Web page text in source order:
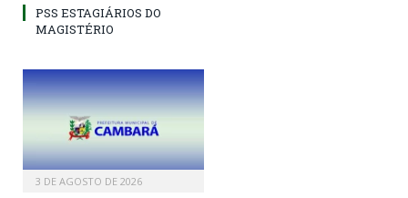
PSS ESTAGIÁRIOS DO
MAGISTÉRIO
3 DE AGOSTO DE 2026